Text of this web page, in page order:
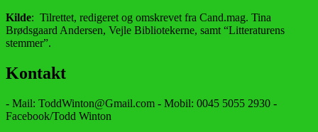
Kilde: Tilrettet, redigeret og omskrevet fra Cand.mag. Tina
Brødsgaard Andersen, Vejle Bibliotekerne, samt “Litteraturens
stemmer”.
Kontakt
- Mail: ToddWinton@Gmail.com - Mobil: 0045 5055 2930 -
Facebook/Todd Winton